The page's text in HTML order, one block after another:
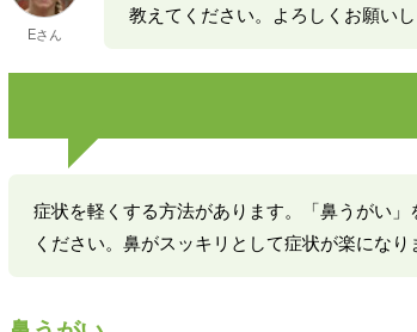
Eさん
教えてください。よろしくお願いし
症状を軽くする方法があります。「鼻うがい
ください。鼻がスッキリとして症状が楽になり